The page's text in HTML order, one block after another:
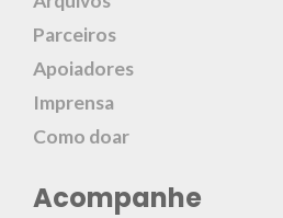
Parceiros
Apoiadores
Imprensa
Como doar
Acompanhe